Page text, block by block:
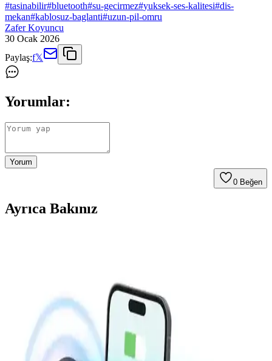
#tasinabilir#bluetooth#su-gecirmez#yuksek-ses-kalitesi#dis-
mekan#kablosuz-baglanti#uzun-pil-omru
Zafer Koyuncu
30 Ocak 2026
Paylaş:f𝕏
Yorumlar:
Yorum
0 Beğen
Ayrıca Bakınız
Chalmers Üniversitesi'nin geliştirdiği minyatür lazer teknolojisi,
laboratuvar testlerini ev ve kırsal sağlık merkezlerine taşıyarak
erişilebilirliği artırıyor. Bu teknoloji küçük hacimlerde hızlı ve hassas
biyokimyasal analizler yapabiliyor.
Estetik ve Taşınabilir Yaz Fanları: Modern
Tasarımlarla Serinlik Sunan Pratik Ürünler